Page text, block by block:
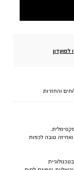
והחזרות
טובה לכפות